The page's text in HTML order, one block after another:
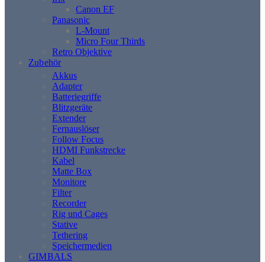
Canon EF
Panasonic
L-Mount
Micro Four Thirds
Retro Objektive
Zubehör
Akkus
Adapter
Batteriegriffe
Blitzgeräte
Extender
Fernauslöser
Follow Focus
HDMI Funkstrecke
Kabel
Matte Box
Monitore
Filter
Recorder
Rig und Cages
Stative
Tethering
Speichermedien
GIMBALS